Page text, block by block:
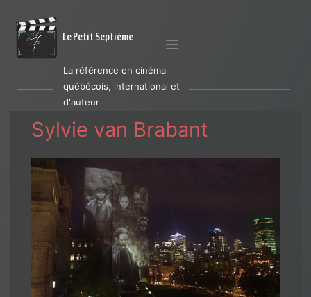
Le Petit Septième
La référence en cinéma
québécois, international et
d'auteur
Sylvie van Brabant